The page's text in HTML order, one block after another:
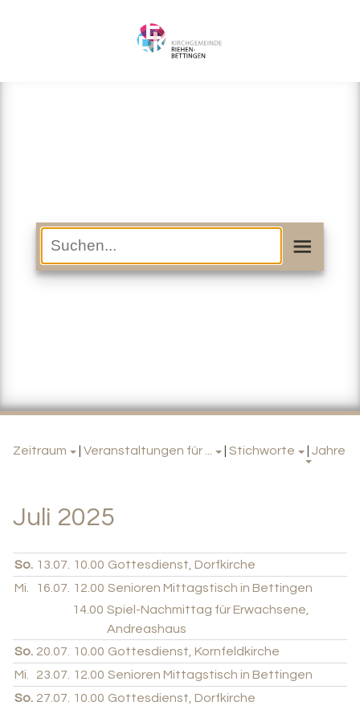
Zeitraum Veranstaltungen für ... Stichworte Jahre
Juli 2025
So. 13.07. 10.00 Gottesdienst, Dorfkirche
Mi.
16.07. 12.00 Senioren Mittagstisch in Bettingen
14.00 Spiel-Nachmittag für Erwachsene,
Andreashaus
So. 20.07. 10.00 Gottesdienst, Kornfeldkirche
Mi.
23.07. 12.00 Senioren Mittagstisch in Bettingen
So. 27.07. 10.00 Gottesdienst, Dorfkirche